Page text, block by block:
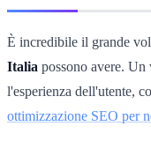
È incredibile il grande
Italia possono avere. Un
l'esperienza dell'utente,
ottimizzazione SEO per